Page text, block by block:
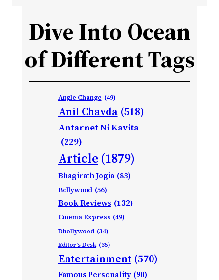
Dive Into Ocean
of Different Tags
Angle Change (49)
Anil Chavda (518)
Antarnet Ni Kavita
(229)
Article (1879)
Bhagirath Jogia (83)
Bollywood (56)
Book Reviews (132)
Cinema Express (49)
Dhollywood (34)
Editor's Desk (35)
Entertainment (570)
Famous Personality (90)